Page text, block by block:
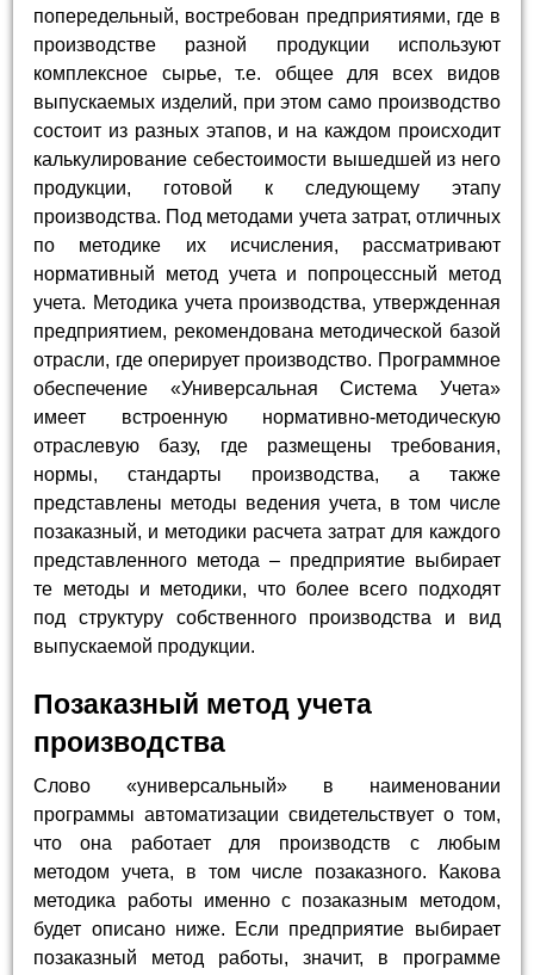
попередельный, востребован предприятиями, где в
производстве разной продукции используют
комплексное сырье, т.е. общее для всех видов
выпускаемых изделий, при этом само производство
состоит из разных этапов, и на каждом происходит
калькулирование себестоимости вышедшей из него
продукции, готовой к следующему этапу
производства. Под методами учета затрат, отличных
по методике их исчисления, рассматривают
нормативный метод учета и попроцессный метод
учета. Методика учета производства, утвержденная
предприятием, рекомендована методической базой
отрасли, где оперирует производство. Программное
обеспечение «Универсальная Система Учета»
имеет встроенную нормативно-методическую
отраслевую базу, где размещены требования,
нормы, стандарты производства, а также
представлены методы ведения учета, в том числе
позаказный, и методики расчета затрат для каждого
представленного метода – предприятие выбирает
те методы и методики, что более всего подходят
под структуру собственного производства и вид
выпускаемой продукции.
Позаказный метод учета
производства
Слово «универсальный» в наименовании
программы автоматизации свидетельствует о том,
что она работает для производств с любым
методом учета, в том числе позаказного. Какова
методика работы именно с позаказным методом,
будет описано ниже. Если предприятие выбирает
позаказный метод работы, значит, в программе